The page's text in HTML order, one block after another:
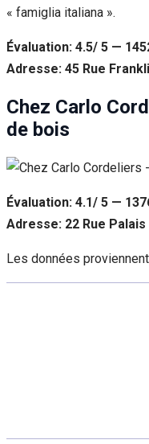
« famiglia italiana ».
Évaluation: 4.5/ 5 —
Adresse: 45 Rue
Chez Carlo
de bois
Évaluation: 4.1/ 5 —
Adresse: 22 Rue
Les données